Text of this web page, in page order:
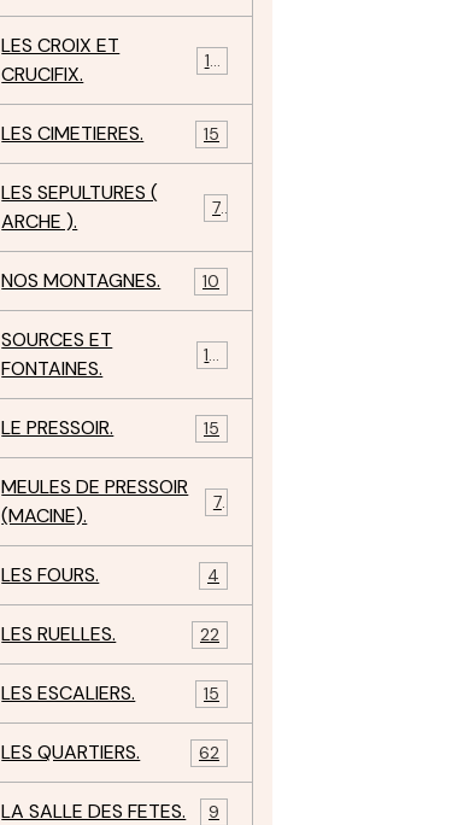
LES CROIX ET
CRUCIFIX.
18
LES CIMETIERES. 15
LES SEPULTURES (
ARCHE ).
7
NOS MONTAGNES. 10
SOURCES ET
FONTAINES.
10
LE PRESSOIR. 15
MEULES DE PRESSOIR
(MACINE).
7
LES FOURS. 4
LES RUELLES. 22
LES ESCALIERS. 15
LES QUARTIERS. 62
LA SALLE DES FETES. 9